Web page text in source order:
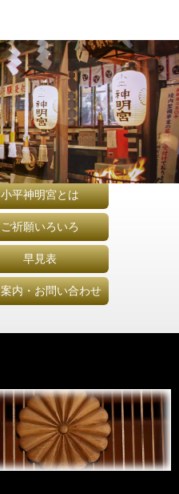
小平神明宮とは
ご祈願いろいろ
早見表
内・お問い合わせ